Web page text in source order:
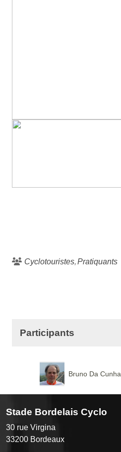
Cyclotouristes Pratiquants
Participants
Bruno Da Cunha
Stade Bordelais Cyclo
30 rue Virgina
33200 Bordeaux